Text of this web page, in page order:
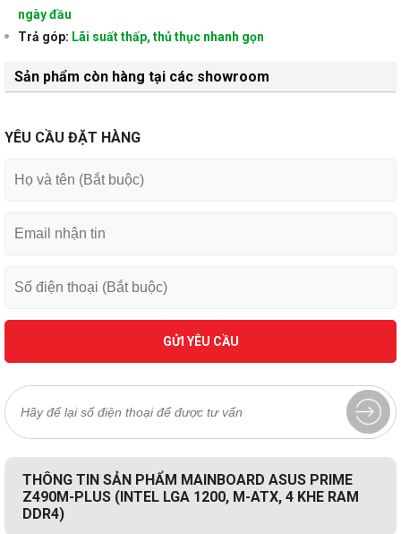
ngày đầu
Trả góp: Lãi suất thấp, thủ thục nhanh gọn
Sản phẩm còn hàng tại các showroom
YÊU CẦU ĐẶT HÀNG
GỬI YÊU CẦU
THÔNG TIN SẢN PHẨM MAINBOARD ASUS PRIME
Z490M-PLUS (INTEL LGA 1200, M-ATX, 4 KHE RAM
DDR4)